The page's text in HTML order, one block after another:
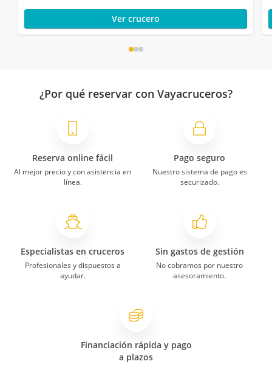
Ver crucero
¿Por qué reservar con Vayacruceros?
Reserva online fácil
Al mejor precio y con asistencia en
línea.
Pago seguro
Nuestro sistema de pago es
securizado.
Especialistas en cruceros
Profesionales y dispuestos a
ayudar.
Sin gastos de gestión
No cobramos por nuestro
asesoramiento.
Financiación rápida y pago
a plazos